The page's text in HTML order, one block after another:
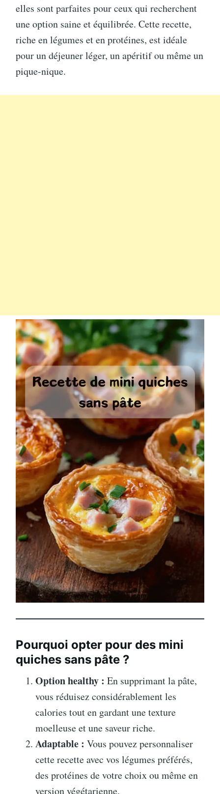
elles sont parfaites pour ceux qui recherchent
une option saine et équilibrée. Cette recette,
riche en légumes et en protéines, est idéale
pour un déjeuner léger, un apéritif ou même un
pique-nique.
Pourquoi opter pour des mini
quiches sans pâte ?
Option healthy : En supprimant la pâte,
vous réduisez considérablement les
calories tout en gardant une texture
moelleuse et une saveur riche.
Adaptable : Vous pouvez personnaliser
cette recette avec vos légumes préférés,
des protéines de votre choix ou même en
version végétarienne.